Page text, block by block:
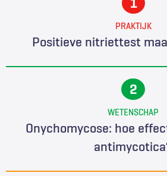
PRAKTIJK
Positieve nitriettest
WETENSCHAP
Onychomycose: hoe